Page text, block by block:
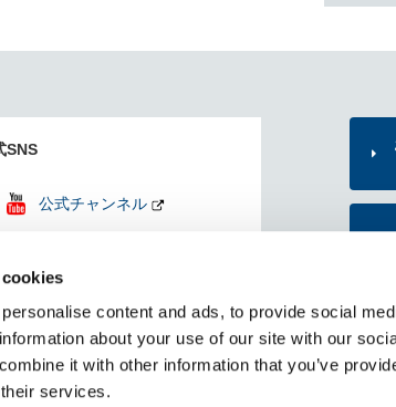
content and ads, to provide social
about your use of our site with our
it with other information that you’ve
services.
SNS
公式チャンネル
（メトニュー）